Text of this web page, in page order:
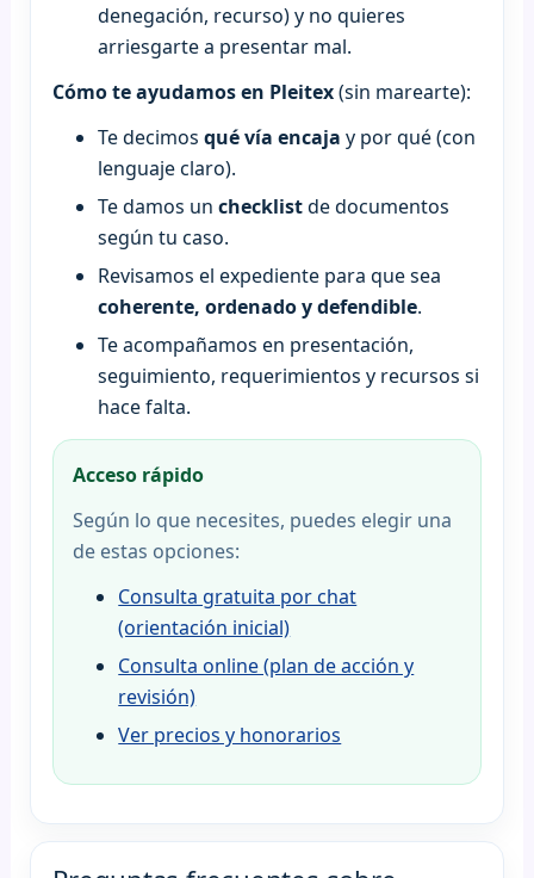
denegación, recurso) y no quieres
arriesgarte a presentar mal.
Cómo te ayudamos en Pleitex(sin marearte):
Te decimosqué vía encaja y por qué (con
lenguaje claro).
Te damos unchecklistde documentos
según tu caso.
Revisamos el expediente para que sea
coherente, ordenado y defendible.
Te acompañamos en presentación,
seguimiento, requerimientos y recursos si
hace falta.
Acceso rápido
Según lo que necesites, puedes elegir una
de estas opciones:
Consulta gratuita por chat
(orientación inicial)
Consulta online (plan de acción y
revisión)
Ver precios y honorarios